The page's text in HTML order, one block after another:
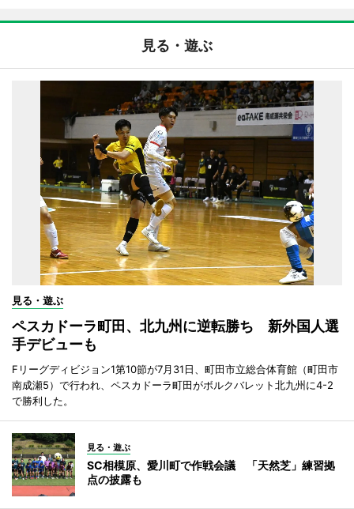
見る・遊ぶ
見る・遊ぶ
ペスカドーラ町田、北九州に逆転勝ち 新外国人選
手デビューも
Fリーグディビジョン1第10節が7月31日、町田市立総合体育館（町田市
南成瀬5）で行われ、ペスカドーラ町田がボルクバレット北九州に4-2
で勝利した。
見る・遊ぶ
SC相模原、愛川町で作戦会議 「天然芝」練習拠
点の披露も